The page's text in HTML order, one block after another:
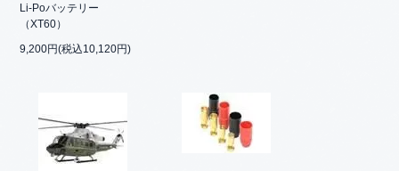
Li-Poバッテリー
（XT60）
9,200円(税込10,120円)